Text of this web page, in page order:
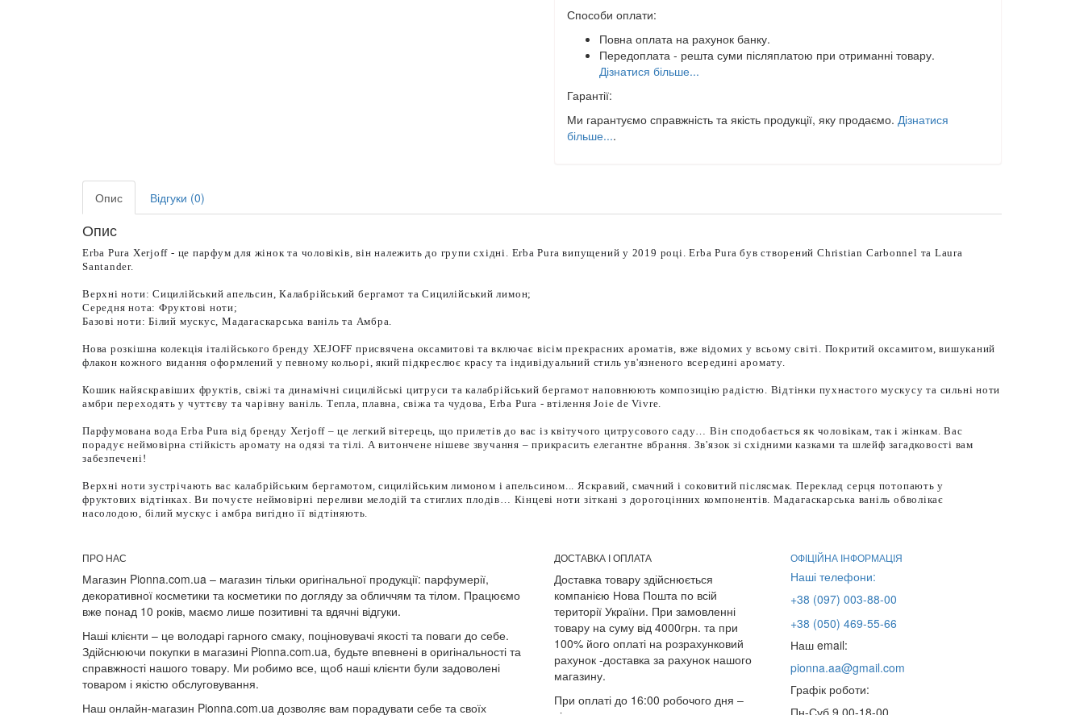
Способи оплати:
Повна оплата на рахунок банку.
Передоплата - решта суми післяплатою при отриманні товару.
Дізнатися більше...
Гарантії:
Ми гарантуємо справжність та якість продукції, яку продаємо. Дізнатися
більше....
Опис Відгуки (0)
Опис
Erba Pura Xerjoff - це парфум для жінок та чоловіків, він належить до групи східні. Erba Pura випущений у 2019 році. Erba Pura був створений Christian Carbonnel та Laura
Santander.
Верхні ноти: Сицилійський апельсин, Калабрійський бергамот та Сицилійський лимон;
Середня нота: Фруктові ноти;
Базові ноти: Білий мускус, Мадагаскарська ваніль та Амбра.
Нова розкішна колекція італійського бренду XEJOFF присвячена оксамитові та включає вісім прекрасних ароматів, вже відомих у всьому світі. Покритий оксамитом, вишуканий
флакон кожного видання оформлений у певному кольорі, який підкреслює красу та індивідуальний стиль ув'язненого всередині аромату.
Кошик найяскравіших фруктів, свіжі та динамічні сицилійські цитруси та калабрійський бергамот наповнюють композицію радістю. Відтінки пухнастого мускусу та сильні ноти
амбри переходять у чуттєву та чарівну ваніль. Тепла, плавна, свіжа та чудова, Erba Pura - втілення Joie de Vivre.
Парфумована вода Erba Pura від бренду Xerjoff – це легкий вітерець, що прилетів до вас із квітучого цитрусового саду… Він сподобається як чоловікам, так і жінкам. Вас
порадує неймовірна стійкість аромату на одязі та тілі. А витончене нішеве звучання – прикрасить елегантне вбрання. Зв'язок зі східними казками та шлейф загадковості вам
забезпечені!
Верхні ноти зустрічають вас калабрійським бергамотом, сицилійським лимоном і апельсином... Яскравий, смачний і соковитий післясмак. Переклад серця потопають у
фруктових відтінках. Ви почуєте неймовірні переливи мелодій та стиглих плодів… Кінцеві ноти зіткані з дорогоцінних компонентів. Мадагаскарська ваніль обволікає
насолодою, білий мускус і амбра вигідно її відтіняють.
ПРО НАС
Магазин Pionna.com.ua – магазин тільки оригінальної продукції: парфумерії,
декоративної косметики та косметики по догляду за обличчям та тілом. Працюємо
вже понад 10 років, маємо лише позитивні та вдячні відгуки.
Наші клієнти – це володарі гарного смаку, поціновувачі якості та поваги до себе.
Здійснюючи покупки в магазині Pionna.com.ua, будьте впевнені в оригінальності та
справжності нашого товару. Ми робимо все, щоб наші клієнти були задоволені
товаром і якістю обслуговування.
Наш онлайн-магазин Pionna.com.ua дозволяє вам порадувати себе та своїх
ДОСТАВКА І ОПЛАТА
Доставка товару здійснюється
компанією Нова Пошта по всій
території України. При замовленні
товару на суму від 4000грн. та при
100% його оплаті на розрахунковий
рахунок -доставка за рахунок нашого
магазину.
При оплаті до 16:00 робочого дня –
ОФІЦІЙНА ІНФОРМАЦІЯ
Наші телефони:
+38 (097) 003-88-00
+38 (050) 469-55-66
Наш email:
pionna.aa@gmail.com
Графік роботи: